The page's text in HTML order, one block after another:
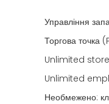
Управління
Торгова точка
Unlimited
Unlimited
Необмежено: